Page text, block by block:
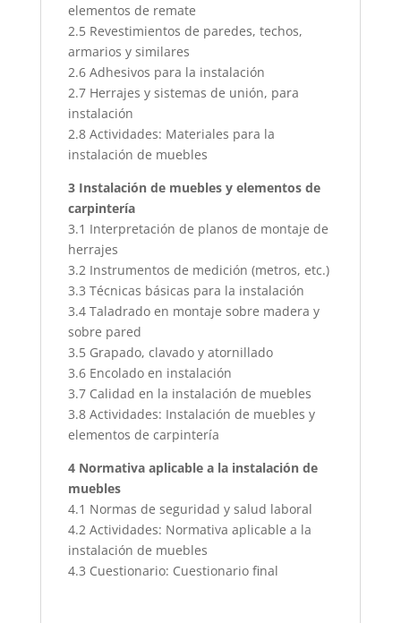
elementos de remate
2.5 Revestimientos de paredes, techos,
armarios y similares
2.6 Adhesivos para la instalación
2.7 Herrajes y sistemas de unión, para
instalación
2.8 Actividades: Materiales para la
instalación de muebles
3 Instalación de muebles y elementos de
carpintería
3.1 Interpretación de planos de montaje de
herrajes
3.2 Instrumentos de medición (metros, etc.)
3.3 Técnicas básicas para la instalación
3.4 Taladrado en montaje sobre madera y
sobre pared
3.5 Grapado, clavado y atornillado
3.6 Encolado en instalación
3.7 Calidad en la instalación de muebles
3.8 Actividades: Instalación de muebles y
elementos de carpintería
4 Normativa aplicable a la instalación de
muebles
4.1 Normas de seguridad y salud laboral
4.2 Actividades: Normativa aplicable a la
instalación de muebles
4.3 Cuestionario: Cuestionario final